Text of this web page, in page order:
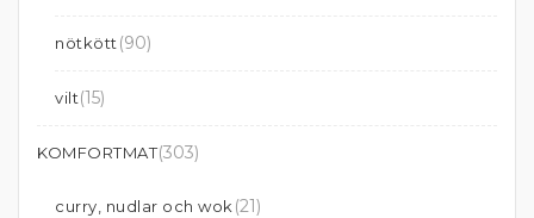
nötkött (90)
vilt(15)
KOMFORTMAT(303)
curry, nudlar och wok (21)